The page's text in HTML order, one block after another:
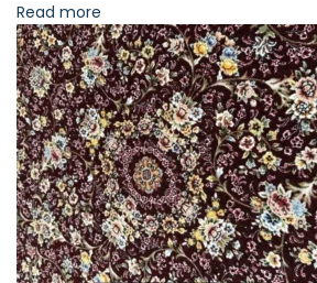
ó
r
d
o
d
y
w
a
n
ó
w
Read more